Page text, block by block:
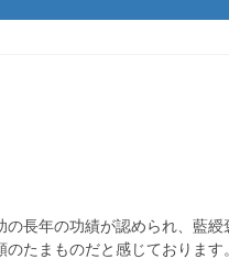
長年の功績が認められ、藍綬
たまものだと感じておりま